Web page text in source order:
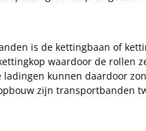
is de kettingbaan of
waardoor de rollen
kunnen daardoor
zijn transportbanden